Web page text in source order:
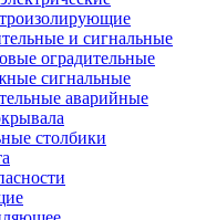
и сигнальные
оградительные
сигнальные
аварийные
столбики